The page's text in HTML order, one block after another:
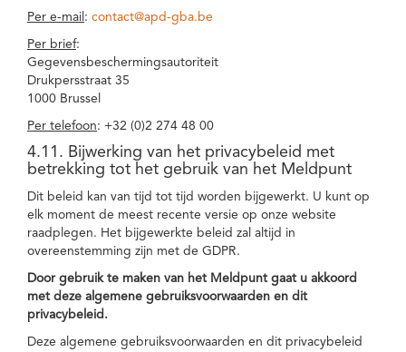
Per e-mail : contact@apd-gba.be
Per brief:
Gegevensbeschermingsautoriteit
Drukpersstraat 35
1000 Brussel
Per telefoon: +32 (0)2 274 48 00
4.11. Bijwerking van het privacybeleid met
betrekking tot het gebruik van het Meldpunt
Dit beleid kan van tijd tot tijd worden bijgewerkt. U kunt op
elk moment de meest recente versie op onze website
raadplegen. Het bijgewerkte beleid zal altijd in
overeenstemming zijn met de GDPR.
Door gebruik te maken van het Meldpunt gaat u akkoord
met deze algemene gebruiksvoorwaarden en dit
privacybeleid.
Deze algemene gebruiksvoorwaarden en dit privacybeleid